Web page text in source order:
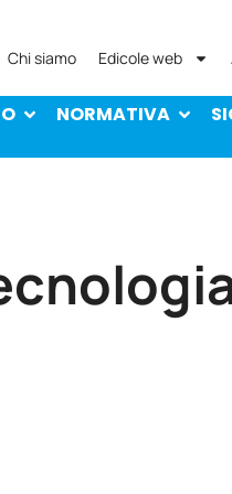
Chi siamo Edicole web
NORMATIVA